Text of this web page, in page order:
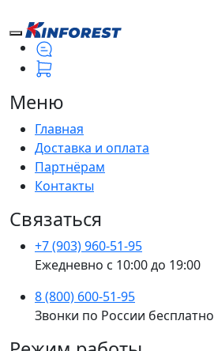
Меню
Главная
Доставка и оплата
Партнёрам
Контакты
Связаться
+7 (903) 960-51-95
Ежедневно с 10:00 до 19:00
8 (800) 600-51-95
Звонки по России бесплатно